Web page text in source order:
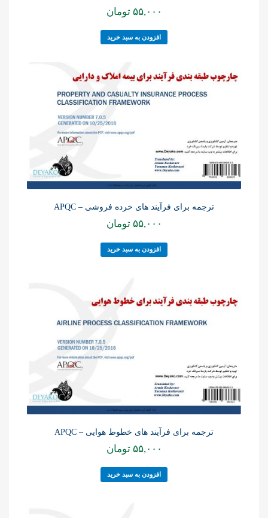
۵۵,۰۰۰ تومان
افزودن به سبد خرید
ترجمه برای فرآیند های خرده فروشی – APQC
۵۵,۰۰۰ تومان
افزودن به سبد خرید
ترجمه برای فرآیند های خطوط هوایی – APQC
۵۵,۰۰۰ تومان
افزودن به سبد خرید